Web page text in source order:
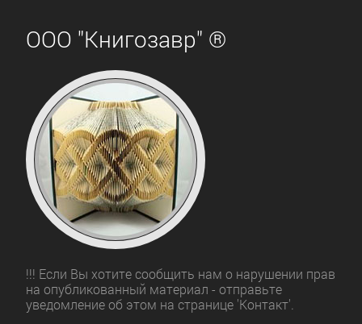
ООО "Книгозавр" ®
!!! Если Вы хотите сообщить нам о нарушении прав
на опубликованный материал - отправьте
уведомление об этом на странице 'Контакт'.